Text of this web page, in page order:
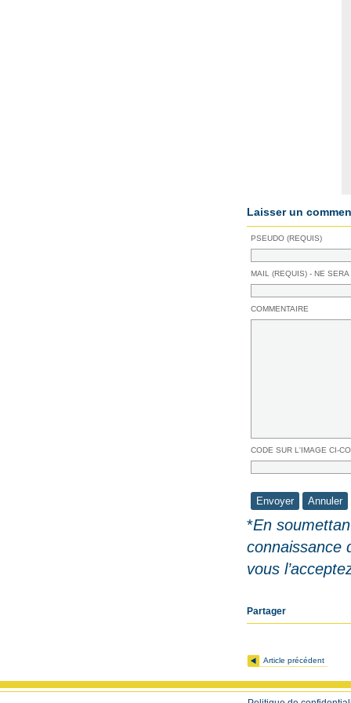
Laisser un
PSEUDO (REQUIS)
MAIL (REQUIS) - NE
COMMENTAIRE
CODE SUR L'IMAGE CI-
*En
connaissance
vous
Partager
Article précédent